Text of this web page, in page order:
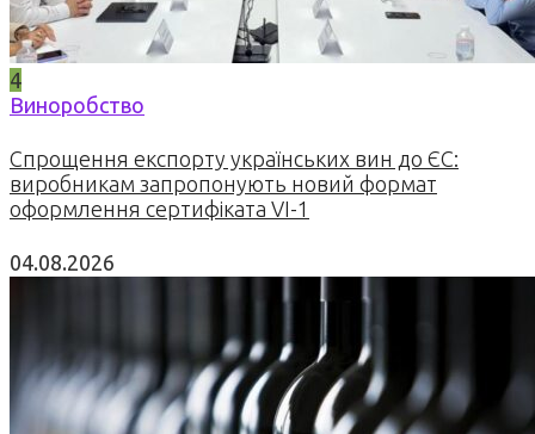
4
Виноробство
Спрощення експорту українських вин до ЄС:
виробникам запропонують новий формат
оформлення сертифіката VI-1
04.08.2026